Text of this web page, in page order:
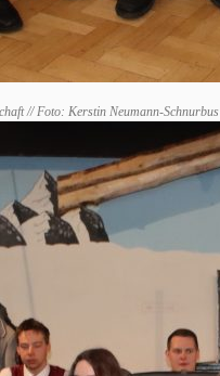
// Foto: Kerstin Neumann-Schnurbus